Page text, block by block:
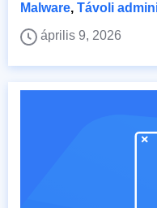
Malware, Távoli
április 9, 2026